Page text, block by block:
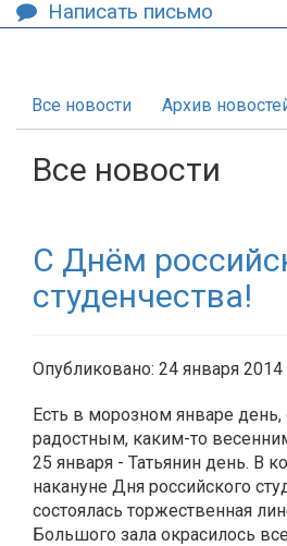
Написать письмо
Все новости Архив
Все новости
С Днём
студенчества!
Опубликовано: 24 января 2014
Есть в морозном январе
радостным, каким-то
25 января - Татьянин день. В
накануне Дня российского
состоялась торжественная
Большого зала окрасилось